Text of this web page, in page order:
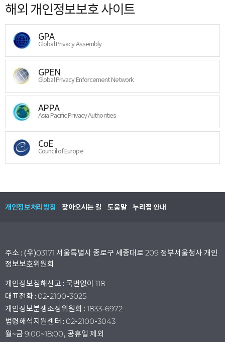
해외 개인정보보호 사이트
GPA
Global Privacy Assembly
GPEN
Global Privacy Enforcement Network
APPA
Asia Pacific Privacy Authorities
CoE
Council of Europe
개인정보처리방침 찾아오시는 길 도움말 누리집 안내
주소 : (우)03171 서울특별시 종로구 세종대로 209 정부서울청사 개인
정보보호위원회
개인정보침해신고 : 국번없이 118
대표전화 : 02-2100-3025
개인정보분쟁조정위원회 : 1833-6972
법령해석지원센터 : 02-2100-3043
월~금 9:00~18:00, 공휴일 제외